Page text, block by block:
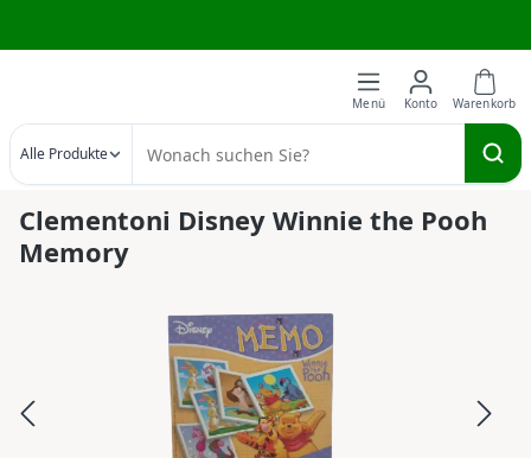
Alle Produkte
Clementoni Disney Winnie the Pooh
Memory